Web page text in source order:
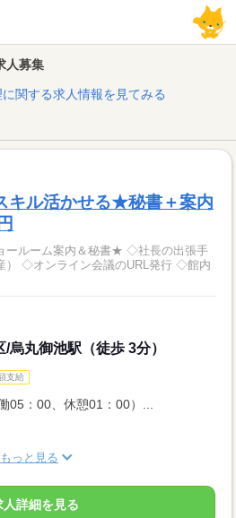
募集
関する求人情報を見てみる
キル活かせる★秘書＋案内
案内＆秘書★ ◇社長の出張手
） ◇オンライン会議のURL発行 ◇館内
烏丸御池駅（徒歩 3分）
支給
05：00、休憩01：00）...
もっと見る
人詳細を見る